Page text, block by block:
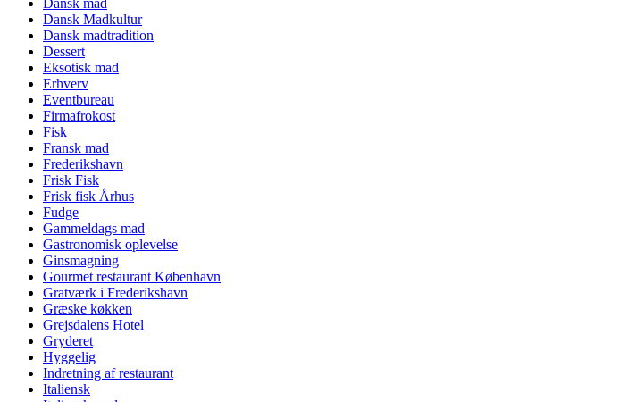
Dansk mad
Dansk Madkultur
Dansk madtradition
Dessert
Eksotisk mad
Erhverv
Eventbureau
Firmafrokost
Fisk
Fransk mad
Frederikshavn
Frisk Fisk
Frisk fisk Århus
Fudge
Gammeldags mad
Gastronomisk oplevelse
Ginsmagning
Gourmet restaurant København
Gratværk i Frederikshavn
Græske køkken
Grejsdalens Hotel
Gryderet
Hyggelig
Indretning af restaurant
Italiensk